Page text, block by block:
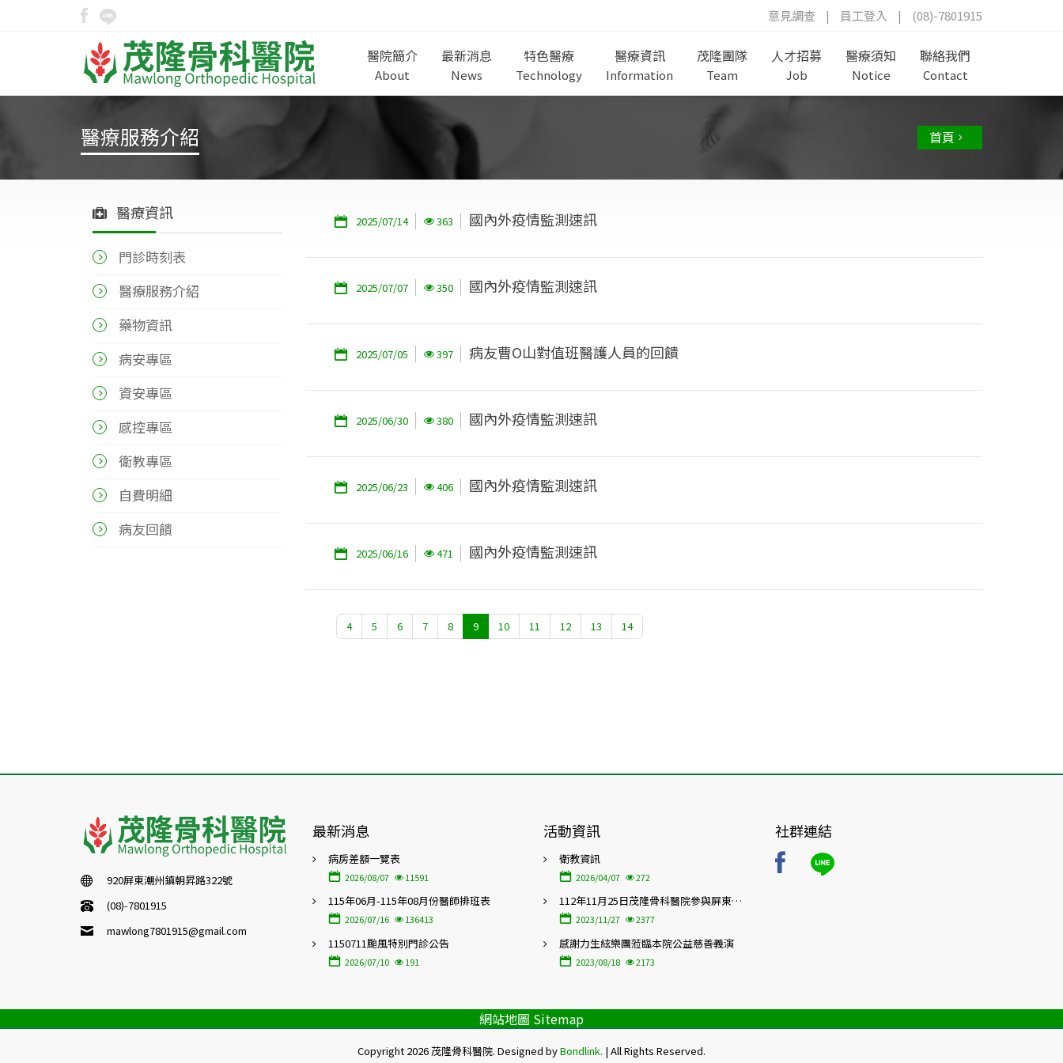
意見調查 | 員工登入 | (08)-7801915
醫院簡介
About
最新消息
News
特色醫療
Technology
醫療資訊
Information
茂隆團隊
Team
人才招募
Job
醫療須知
Notice
聯絡我們
Contact
醫療服務介紹 首頁
醫療資訊
門診時刻表
醫療服務介紹
藥物資訊
病安專區
資安專區
感控專區
衛教專區
自費明細
病友回饋
2025/07/14 363 國內外疫情監測速訊
2025/07/07 350 國內外疫情監測速訊
2025/07/05 397 病友曹O山對值班醫護人員的回饋
2025/06/30 380 國內外疫情監測速訊
2025/06/23 406 國內外疫情監測速訊
2025/06/16 471 國內外疫情監測速訊
4 5 6 7 8 9 10 11 12 13 14
920屏東潮州鎮朝昇路322號
(08)-7801915
mawlong7801915@gmail.com
最新消息
病房差額一覽表
2026/08/07 11591
115年06月-115年08月份醫師排班表
2026/07/16 136413
1150711颱風特別門診公告
2026/07/10 191
活動資訊
衛教資訊
2026/04/07 272
112年11月25日茂隆骨科醫院參與屏東首
屆「高齡友善照護暨在地特色醫療博覽
2023/11/27 2377
感謝力生絃樂團蒞臨本院公益慈善義演
2023/08/18 2173
社群連結
網站地圖 Sitemap
Copyright 2026 茂隆骨科醫院. Designed byBondlink. | All Rights Reserved.